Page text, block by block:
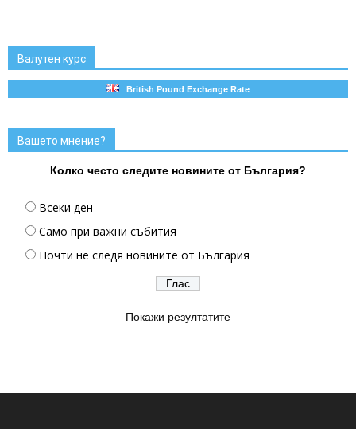
Валутен курс
British Pound Exchange Rate
Вашето мнение?
Колко често следите новините от България?
Всеки ден
Само при важни събития
Почти не следя новините от България
Покажи резултатите